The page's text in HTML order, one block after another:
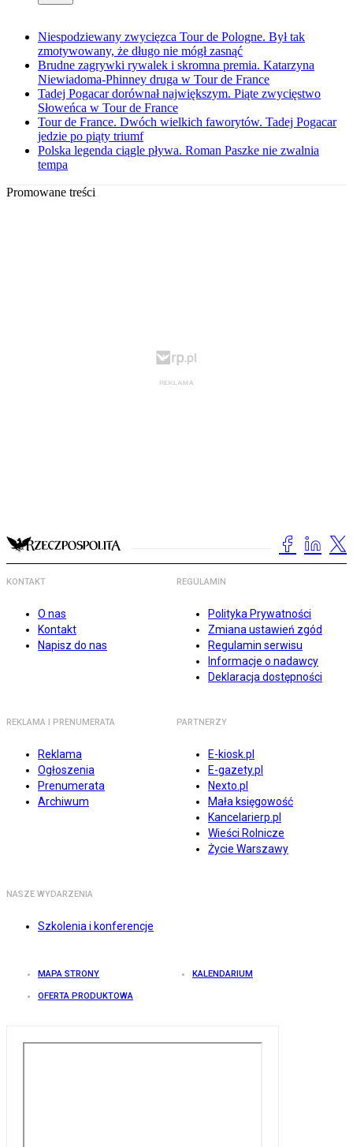
Niespodziewany zwycięzca Tour de Pologne. Był tak
zmotywowany, że długo nie mógł zasnąć
Brudne zagrywki rywalek i skromna premia. Katarzyna
Niewiadoma-Phinney druga w Tour de France
Tadej Pogacar dorównał największym. Piąte zwycięstwo
Słoweńca w Tour de France
Tour de France. Dwóch wielkich faworytów. Tadej Pogacar
jedzie po piąty triumf
Polska legenda ciągle pływa. Roman Paszke nie zwalnia
tempa
Promowane treści
KONTAKT
O nas
Kontakt
Napisz do nas
REGULAMIN
Polityka Prywatności
Zmiana ustawień zgód
Regulamin serwisu
Informacje o nadawcy
Deklaracja dostępności
REKLAMA I PRENUMERATA
Reklama
Ogłoszenia
Prenumerata
Archiwum
PARTNERZY
E-kiosk.pl
E-gazety.pl
Nexto.pl
Mała księgowość
Kancelarierp.pl
Wieści Rolnicze
Życie Warszawy
NASZE WYDARZENIA
Szkolenia i konferencje
MAPA STRONY KALENDARIUM
OFERTA PRODUKTOWA